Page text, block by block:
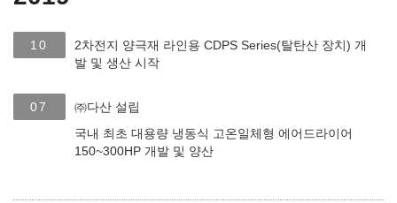
10
2차전지 양극재 라인용 CDPS Series(탈탄산 장치) 개
발 및 생산 시작
07
㈜다산 설립
국내 최초 대용량 냉동식 고온일체형 에어드라이어
150~300HP 개발 및 양산